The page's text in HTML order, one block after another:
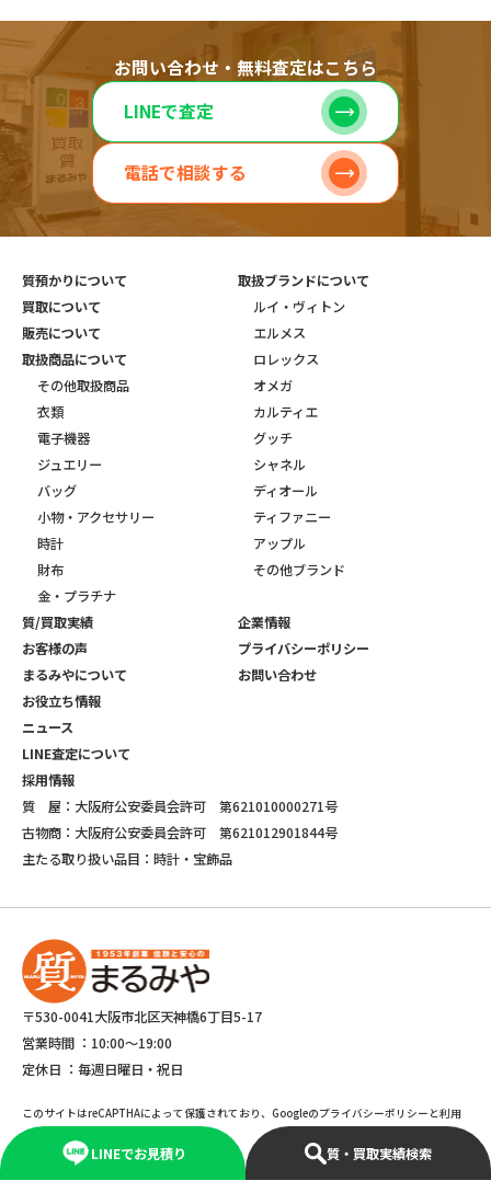
お問い合わせ・無料査定はこちら
LINEで査定
電話で相談する
LINEでお見積り 質・買取実績検索
質預かりについて
買取について
販売について
取扱商品について
その他取扱商品
衣類
電子機器
ジュエリー
バッグ
小物・アクセサリー
時計
財布
金・プラチナ
取扱ブランドについて
ルイ・ヴィトン
エルメス
ロレックス
オメガ
カルティエ
グッチ
シャネル
ディオール
ティファニー
アップル
その他ブランド
質/買取実績
お客様の声
まるみやについて
お役立ち情報
ニュース
LINE査定について
採用情報
企業情報
プライバシーポリシー
お問い合わせ
質 屋：大阪府公安委員会許可 第621010000271号
古物商：大阪府公安委員会許可 第621012901844号
主たる取り扱い品目：時計・宝飾品
〒530-0041大阪市北区天神橋6丁目5-17
営業時間 ： 10:00～19:00
定休日 ： 毎週日曜日・祝日
このサイトはreCAPTHAによって保護されており、Googleのプライバシーポリシーと利用
規約が適応されます。